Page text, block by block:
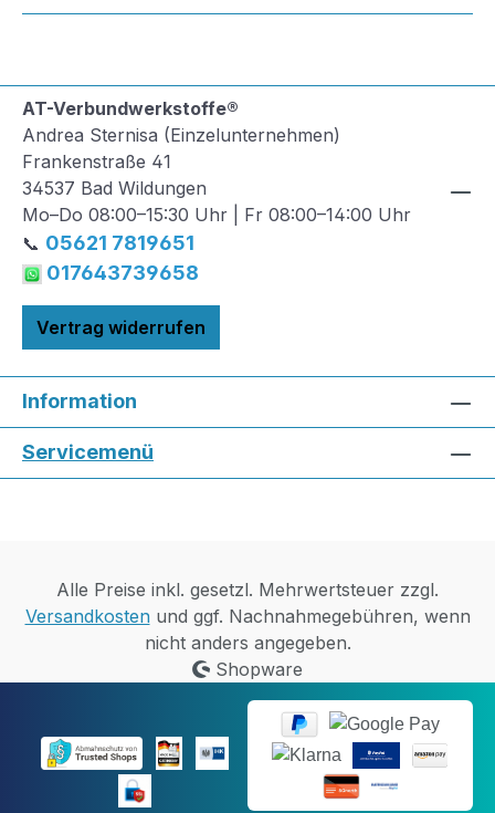
AT-Verbundwerkstoffe®
Andrea Sternisa (Einzelunternehmen)
Frankenstraße 41
34537 Bad Wildungen
Mo–Do 08:00–15:30 Uhr | Fr 08:00–14:00 Uhr
📞 05621 7819651
017643739658
Vertrag widerrufen
Information
Servicemenü
Alle Preise inkl. gesetzl. Mehrwertsteuer zzgl.
Versandkostenund ggf. Nachnahmegebühren, wenn
nicht anders angegeben.
Shopware